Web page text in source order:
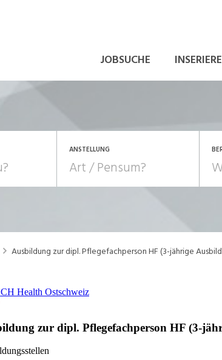
JOBSUCHE
ANSTELLUNG
Temporär (befristet)
Human Resources Einkauf,
Verkehr
Controlling, Treuhand,
Facility Management, Industrie,
Ausbildung zur dipl. Pflegefachperson HF (3-jährige